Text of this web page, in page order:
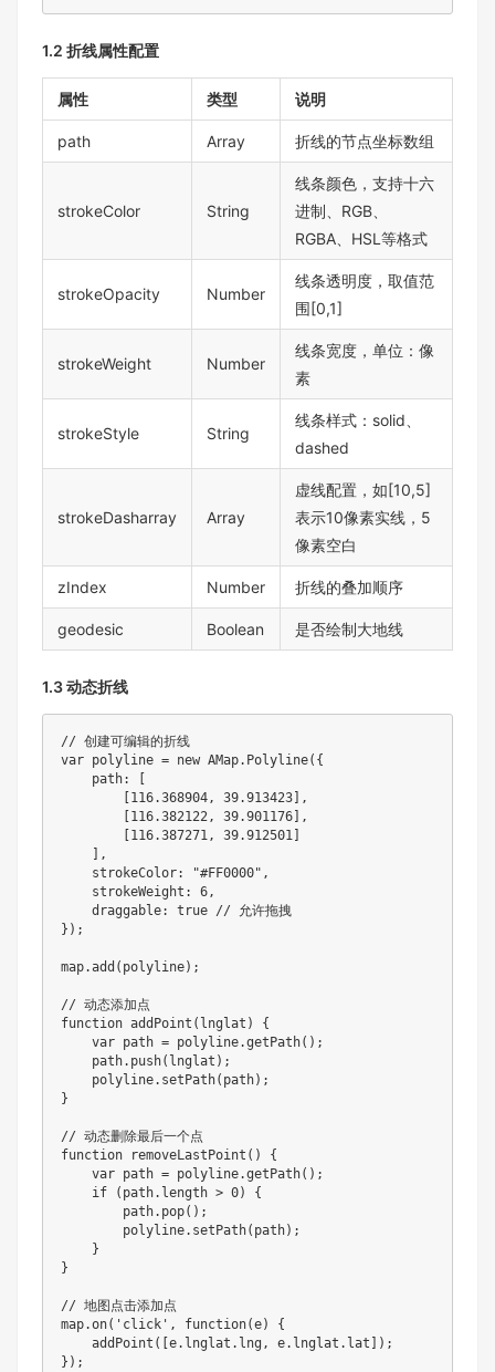
1.2 折线属性配置
属性 类型 说明
path Array 折线的节点坐标数组
strokeColor String
线条颜色，支持十六
进制、RGB、
RGBA、HSL等格式
strokeOpacity Number
线条透明度，取值范
围[0,1]
strokeWeight Number
线条宽度，单位：像
素
strokeStyle String
线条样式：solid、
dashed
strokeDasharray Array
虚线配置，如[10,5]
表示10像素实线，5
像素空白
zIndex Number 折线的叠加顺序
geodesic Boolean 是否绘制大地线
1.3 动态折线
// 创建可编辑的折线
var polyline = new AMap. Polyline( {
    path
:
116.368904, 39.913423
,
116.382122, 39.901176
,
116.387271, 39.912501
,
    strokeColor
: "#FF0000" ,
    strokeWeight
: 6,
    draggable
: true // 允许拖拽
} ) ;
map.add ( polyline) ;
// 动态添加点
function addPoint ( lnglat )
{
var path = polyline.getPath( ) ;
    path
. push( lnglat ) ;
    polyline
. setPath( path) ;
}
// 动态删除最后一个点
function
removeLastPoint ( )
{
var path = polyline.getPath( ) ;
if
( path. length > 0)
{
        path
. pop( ) ;
        polyline
. setPath( path) ;
}
}
// 地图点击添加点
map.on( 'click' , function(e)
{
addPoint ( e. lnglat . lng , e. lnglat . lat ) ;
} ) ;